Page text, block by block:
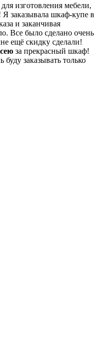
изготовления мебели,
заказывала шкаф-купе в
и заканчивая
Все было сделано очень
ещё скидку сделали!
за прекрасный шкаф!
заказывать только